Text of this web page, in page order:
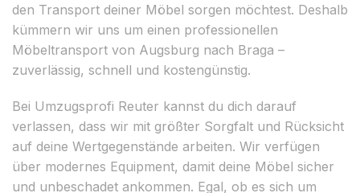
den Transport deiner Möbel sorgen möchtest. Deshalb
kümmern wir uns um einen professionellen
Möbeltransport von Augsburg nach Braga –
zuverlässig, schnell und kostengünstig.
Bei Umzugsprofi Reuter kannst du dich darauf
verlassen, dass wir mit größter Sorgfalt und Rücksicht
auf deine Wertgegenstände arbeiten. Wir verfügen
über modernes Equipment, damit deine Möbel sicher
und unbeschadet ankommen. Egal, ob es sich um